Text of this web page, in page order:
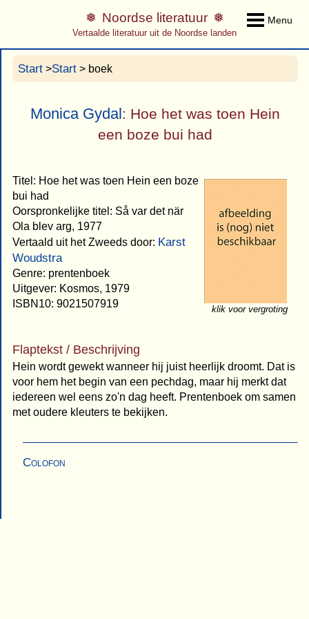
Menu
Noordse literatuur
Vertaalde literatuur uit de Noordse landen
Start >Start > boek
Monica Gydal: Hoe het was toen Hein
een boze bui had
klik voor vergroting
Titel: Hoe het was toen Hein een boze
bui had
Oorspronkelijke titel: Så var det när
Ola blev arg, 1977
Vertaald uit het Zweeds door: Karst
Woudstra
Genre: prentenboek
Uitgever: Kosmos, 1979
ISBN10: 9021507919
Flaptekst / Beschrijving
Hein wordt gewekt wanneer hij juist heerlijk droomt. Dat is
voor hem het begin van een pechdag, maar hij merkt dat
iedereen wel eens zo'n dag heeft. Prentenboek om samen
met oudere kleuters te bekijken.
Colofon